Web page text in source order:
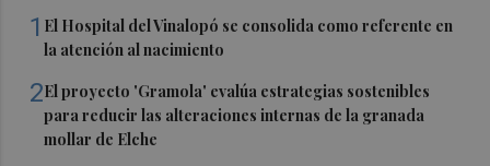
1 El Hospital del Vinalopó se consolida como referente en
la atención al nacimiento
2El proyecto 'Gramola' evalúa estrategias sostenibles
para reducir las alteraciones internas de la granada
mollar de Elche